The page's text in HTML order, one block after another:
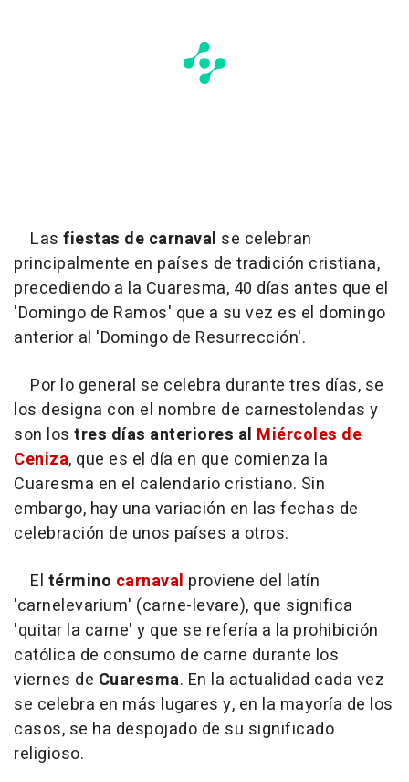
Las fiestas de carnaval se celebran
principalmente en países de tradición cristiana,
precediendo a la Cuaresma, 40 días antes que el
'Domingo de Ramos' que a su vez es el domingo
anterior al 'Domingo de Resurrección'.
Por lo general se celebra durante tres días, se
los designa con el nombre de carnestolendas y
son los tres días anteriores al Miércoles de
Ceniza, que es el día en que comienza la
Cuaresma en el calendario cristiano. Sin
embargo, hay una variación en las fechas de
celebración de unos países a otros.
El término carnaval proviene del latín
'carnelevarium' (carne-levare), que significa
'quitar la carne' y que se refería a la prohibición
católica de consumo de carne durante los
viernes de Cuaresma. En la actualidad cada vez
se celebra en más lugares y, en la mayoría de los
casos, se ha despojado de su significado
religioso.